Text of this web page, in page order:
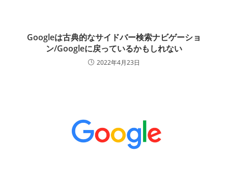
Googleは古典的なサイドバー検索ナビゲーショ
ン/Googleに戻っているかもしれない
2022年4月23日